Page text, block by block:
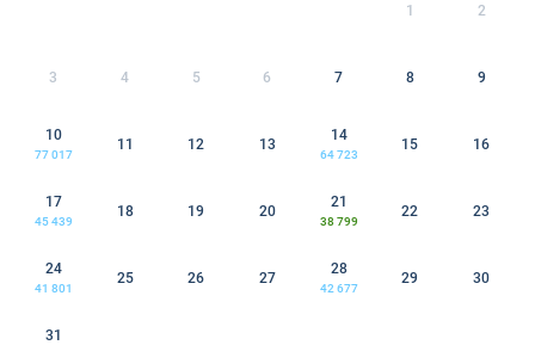
1 2
3 4 5 6 7 8 9
10
77 017
11 12 13
14
64 723
15 16
17
45 439
18 19 20
21
38 799
22 23
24
41 801
25 26 27
28
42 677
29 30
31